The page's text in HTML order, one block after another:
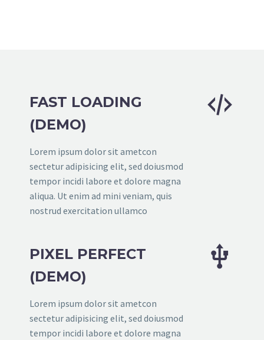
FAST LOADING
(DEMO)
Lorem ipsum dolor sit ametcon
sectetur adipisicing elit, sed doiusmod
tempor incidi labore et dolore magna
aliqua. Ut enim ad mini veniam, quis
nostrud exercitation ullamco


PIXEL PERFECT
(DEMO)
Lorem ipsum dolor sit ametcon
sectetur adipisicing elit, sed doiusmod
tempor incidi labore et dolore magna

